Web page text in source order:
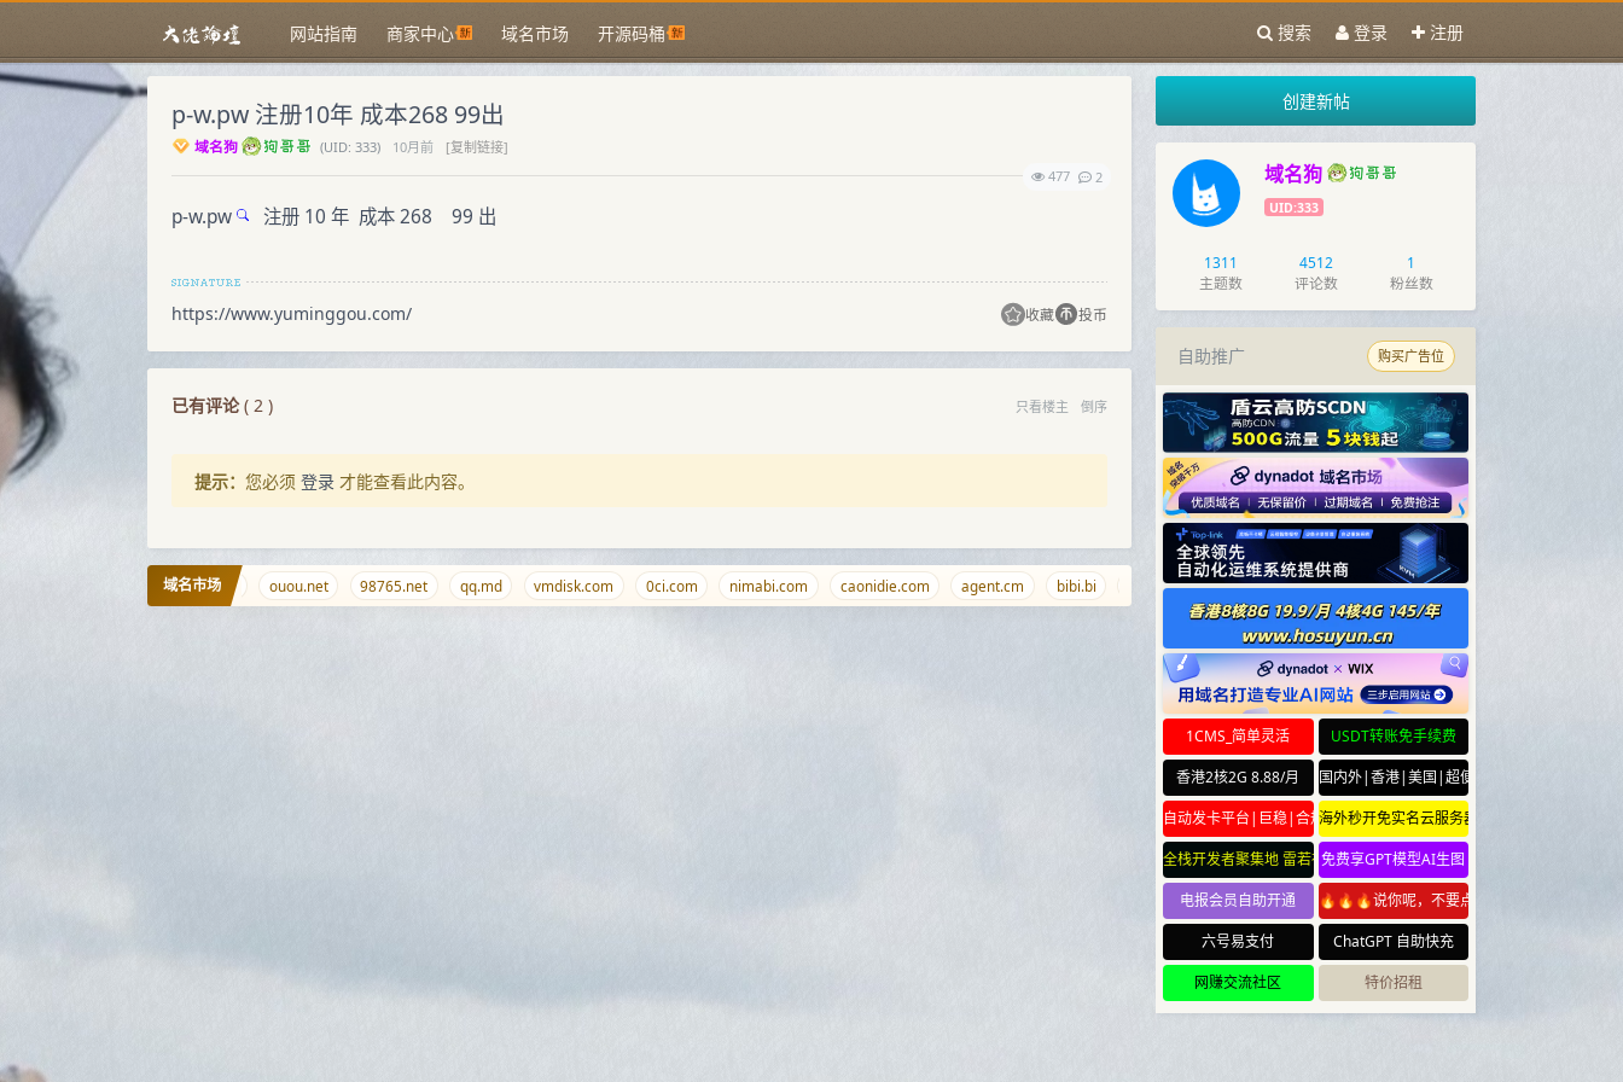
网站指南 商家中心 域名市场 开源码桶 搜索 登录 注册
p-w.pw 注册10年 成本268 99出
域名狗 (UID:333) 10月前
[复制链接]
477
2
p-w.pw 注册 10 年 成本 268 99 出
https://www.yuminggou.com/ 收藏 投币
已有评论( 2 ) 只看楼主 倒序
提示： 您必须 登录 才能查看此内容。
域名市场
878.info ouou.net 98765.net qq.md vmdisk.com 0ci.com nimabi.com caonidie.com agent.cm bibi.bi jiejie.net tiaoqi.com 35203.com cuichan.com
创建新帖
域名狗
UID:333
1311
主题数
4512
评论数
1
粉丝数
自助推广 购买广告位
1CMS_简单灵活
USDT转账免手续费
香港2核2G 8.88/月
国内外|香港|美国|超便宜云服务器
自动发卡平台|巨稳|合规海外秒开免实名云服务器
全栈开发者聚集地 雷若社区 leiruo.com
免费享GPT模型AI生图
电报会员自助开通
🔥🔥🔥说你呢，不要点🔥🔥🔥
六号易支付
ChatGPT 自助快充
网赚交流社区
特价招租